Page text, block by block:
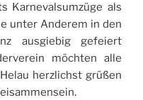
Karnevalsumzüge als
unter Anderem in den
ausgiebig gefeiert
möchten alle
herzlichst grüßen